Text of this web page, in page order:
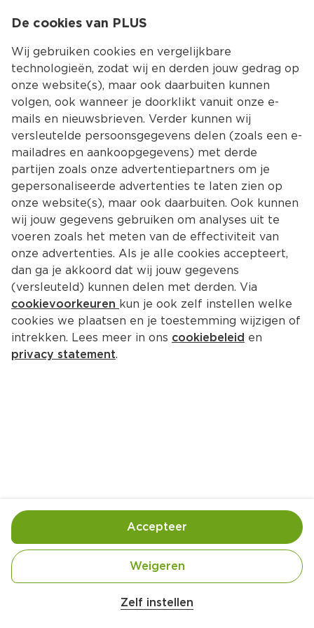
Kies jouw
Terug Producten
GIJS Ontbijtkoek gember
Per Zak 400 g  (per kilo €6.23)
Gebruik- en bewaarinstructies
Bewaaradvies: Koel, droog en donker bewaren.
De cookies van PLUS
Wij gebruiken cookies en vergelijkbare
technologieën, zodat wij en derden jouw gedrag op
onze website(s), maar ook daarbuiten kunnen
volgen, ook wanneer je doorklikt vanuit onze e-
mails en nieuwsbrieven. Verder kunnen wij
versleutelde persoonsgegevens delen (zoals een e-
mailadres en aankoopgegevens) met derde
partijen zoals onze advertentiepartners om je
gepersonaliseerde advertenties te laten zien op
onze website(s), maar ook daarbuiten. Ook kunnen
wij jouw gegevens gebruiken om analyses uit te
voeren zoals het meten van de effectiviteit van
onze advertenties. Als je alle cookies accepteert,
dan ga je akkoord dat wij jouw gegevens
(versleuteld) kunnen delen met derden. Via
cookievoorkeuren kun je ook zelf instellen welke
cookies we plaatsen en je toestemming wijzigen of
intrekken. Lees meer in ons cookiebeleid en
privacy statement.
Zelf instellen
Weigeren
Accepteer